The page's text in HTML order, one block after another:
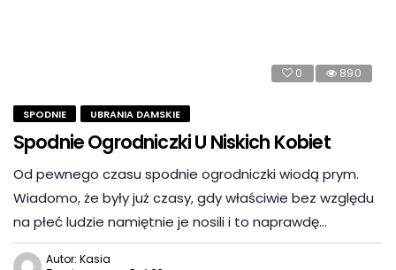
0 890
SPODNIE UBRANIA DAMSKIE
Spodnie Ogrodniczki U Niskich Kobiet
Od pewnego czasu spodnie ogrodniczki wiodą prym.
Wiadomo, że były już czasy, gdy właściwie bez względu
na płeć ludzie namiętnie je nosili i to naprawdę…
Autor: Kasia